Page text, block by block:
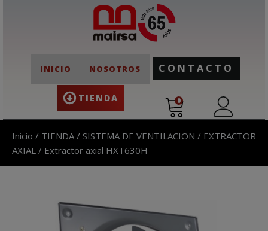
INICIO NOSOTROS
TIENDA
CONTACTO
0
Inicio / TIENDA / SISTEMA DE VENTILACION / EXTRACTOR
AXIAL / Extractor axial HXT630H